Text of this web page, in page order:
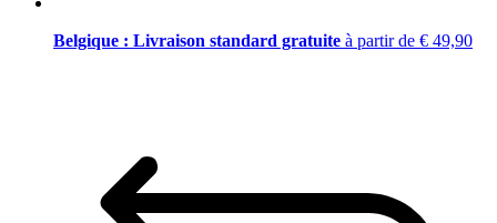
Belgique : Livraison standard gratuite à partir de € 49,90